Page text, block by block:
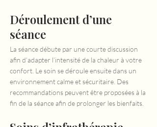
Déroulement d’une
séance​
La séance débute par une courte discussion
afin d’adapter l’intensité de la chaleur à votre
confort. Le soin se déroule ensuite dans un
environnement calme et sécuritaire. Des
recommandations peuvent être proposées à la
fin de la séance afin de prolonger les bienfaits.